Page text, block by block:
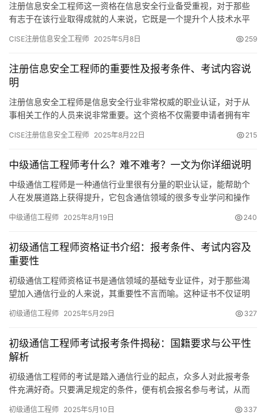
注册信息安全工程师这一资格在信息安全行业备受重视，对于那些
有志于在该行业取得成就的人来说，它既是一个提升个人技术水平
CISE注册信息安全工程师 2025年5月8日 259
注册信息安全工程师的重要性及报考条件、考试内容说
明
注册信息安全工程师是信息安全行业非常权威的职业认证，对于从
事相关工作的人员来说非常重要。这个资格不仅需要申请者拥有牢
CISE注册信息安全工程师 2025年8月22日 215
中级通信工程师考什么？难不难考？一文为你详细说明
中级通信工程师是一种通信行业里很有分量的职业认证，能帮助个
人在发展道路上获得提升，它包含通信领域的很多专业学问和操作
中级通信工程师 2025年8月19日 240
初级通信工程师资格证书介绍：报考条件、考试内容及
重要性
初级通信工程师资格证书是通信领域的基础专业证件，对于那些渴
望加入通信行业的人来说，其重要性不言而喻。这种证书不仅证明
初级通信工程师 2025年5月29日 327
初级通信工程师考试报考条件揭秘：国籍要求与公平性
解析
初级通信工程师的考试是踏入通信行业的起点，众多人对此报考条
件充满好奇。只要满足规定的条件，便有机会报名参与考试，从而
初级通信工程师 2025年5月10日 337